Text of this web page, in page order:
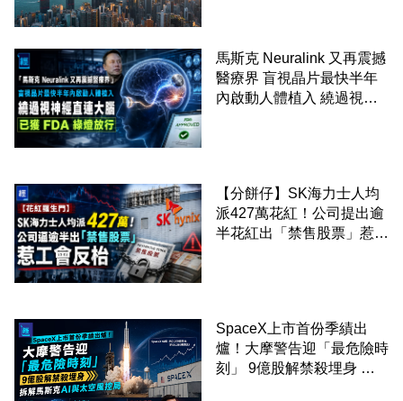
馬斯克 Neuralink 又再震撼
醫療界 盲視晶片最快半年
內啟動人體植入 繞過視神
【分餅仔】SK海力士人均
派427萬花紅！公司提出逾
半花紅出「禁售股票」惹工
SpaceX上市首份季績出
爐！大摩警告迎「最危險時
刻」 9億股解禁殺埋身 拆